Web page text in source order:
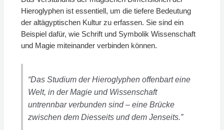
Hieroglyphen ist essentiell, um die tiefere Bedeutung
der altägyptischen Kultur zu erfassen. Sie sind ein
Beispiel dafür, wie Schrift und Symbolik Wissenschaft
und Magie miteinander verbinden können.
“Das Studium der Hieroglyphen offenbart eine
Welt, in der Magie und Wissenschaft
untrennbar verbunden sind – eine Brücke
zwischen dem Diesseits und dem Jenseits.”